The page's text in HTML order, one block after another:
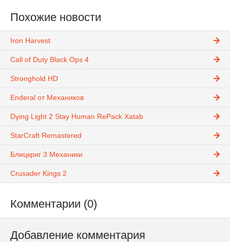
Похожие новости
Iron Harvest
Call of Duty Black Ops 4
Stronghold HD
Enderal от Механиков
Dying Light 2 Stay Human RePack Xatab
StarCraft Remastered
Блицкриг 3 Механики
Crusader Kings 2
Комментарии (0)
Добавление комментария